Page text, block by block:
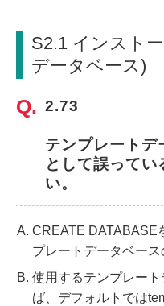
S2.1 インスト
データベース)
2.73
テンプレートデ
として誤ってい
い。
CREATE DATABASE
プレートデータベース
使用するテンプレー
ば、デフォルトでは